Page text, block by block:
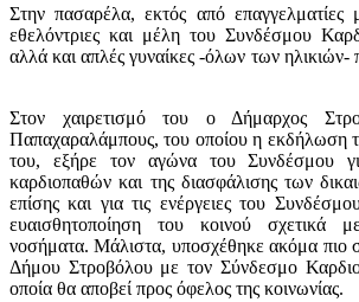
Στην πασαρέλα, εκτός από επαγγελματίες
εθελόντριες και μέλη του Συνδέσμου
αλλά και απλές γυναίκες -όλων των
Στον χαιρετισμό του ο Δήμαρχος
Παπαχαραλάμπους, του οποίου η εκδήλωση
του, εξήρε τον αγώνα του Συνδέσμου
καρδιοπαθών και της διασφάλισης των
επίσης και για τις ενέργειες του
ευαισθητοποίηση του κοινού σχετικά
νοσήματα. Μάλιστα, υποσχέθηκε ακόμα πιο
Δήμου Στροβόλου με τον Σύνδεσμο
οποία θα αποβεί προς όφελος της κοινωνίας.